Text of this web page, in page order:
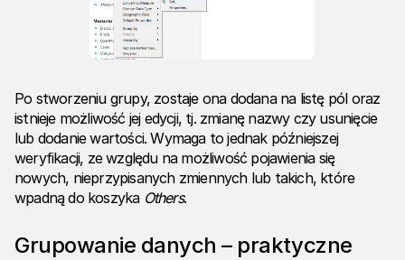
Po stworzeniu grupy, zostaje ona dodana na listę pól oraz
istnieje możliwość jej edycji, tj. zmianę nazwy czy usunięcie
lub dodanie wartości. Wymaga to jednak późniejszej
weryfikacji, ze względu na możliwość pojawienia się
nowych, nieprzypisanych zmiennych lub takich, które
wpadną do koszyka Others.
Grupowanie danych – praktyczne